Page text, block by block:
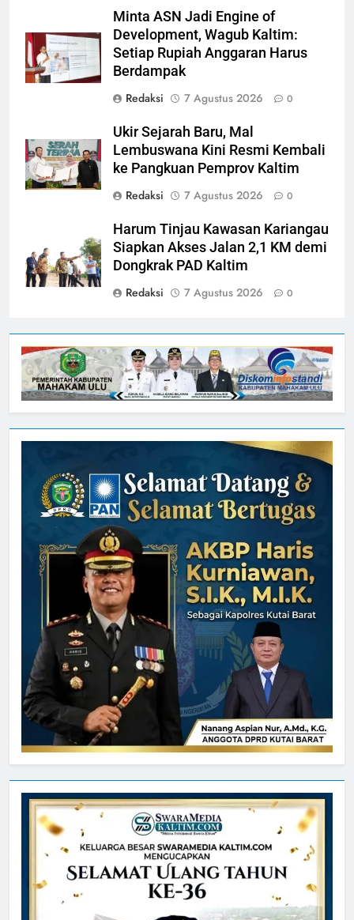
Minta ASN Jadi Engine of
Development, Wagub Kaltim:
Setiap Rupiah Anggaran Harus
Berdampak
Redaksi
7 Agustus 2026 0
Ukir Sejarah Baru, Mal
Lembuswana Kini Resmi Kembali
ke Pangkuan Pemprov Kaltim
Redaksi
7 Agustus 2026 0
Harum Tinjau Kawasan Kariangau
Siapkan Akses Jalan 2,1 KM demi
Dongkrak PAD Kaltim
Redaksi
7 Agustus 2026 0